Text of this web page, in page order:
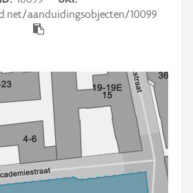
aanduidingsobjecten/10099